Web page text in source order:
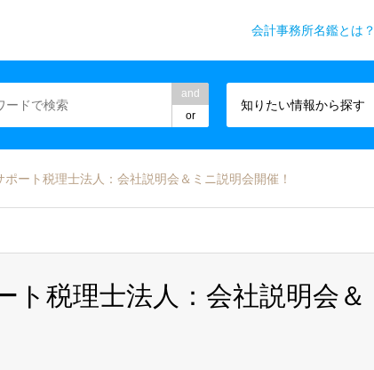
会計事務所名鑑とは？
and
or
知りたい情報から探す
ポート税理士法人：会社説明会＆ミニ説明会開催！
ト税理士法人：会社説明会＆